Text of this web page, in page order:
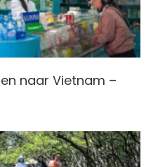
naar Vietnam –